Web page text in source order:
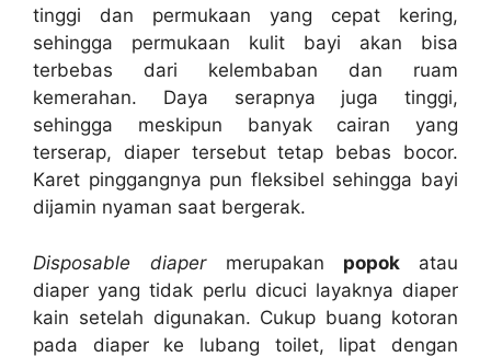
tinggi dan permukaan yang cepat kering,
sehingga permukaan kulit bayi akan bisa
terbebas dari kelembaban dan ruam
kemerahan. Daya serapnya juga tinggi,
sehingga meskipun banyak cairan yang
terserap, diaper tersebut tetap bebas bocor.
Karet pinggangnya pun fleksibel sehingga bayi
dijamin nyaman saat bergerak.
Disposable diaper merupakan popok atau
diaper yang tidak perlu dicuci layaknya diaper
kain setelah digunakan. Cukup buang kotoran
pada diaper ke lubang toilet, lipat dengan